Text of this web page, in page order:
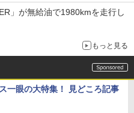
」が無給油で1980kmを走行し
もっと見る
一眼の大特集！ 見どころ記事